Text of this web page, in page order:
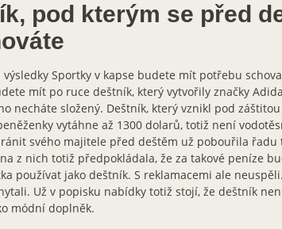
pod kterým se před
Sportky v kapse budete mít potřebu
mít po ruce deštník, který vytvořily značky
necháte složený. Deštník, který vznikl pod
vytáhne až 1300 dolarů, totiž není
svého majitele před deštěm už pobouřila řadu
z nich totiž předpokládala, že za takové peníze
používat jako deštník. S reklamacemi ale
Už v popisku nabídky totiž stojí, že deštník
módní doplněk.